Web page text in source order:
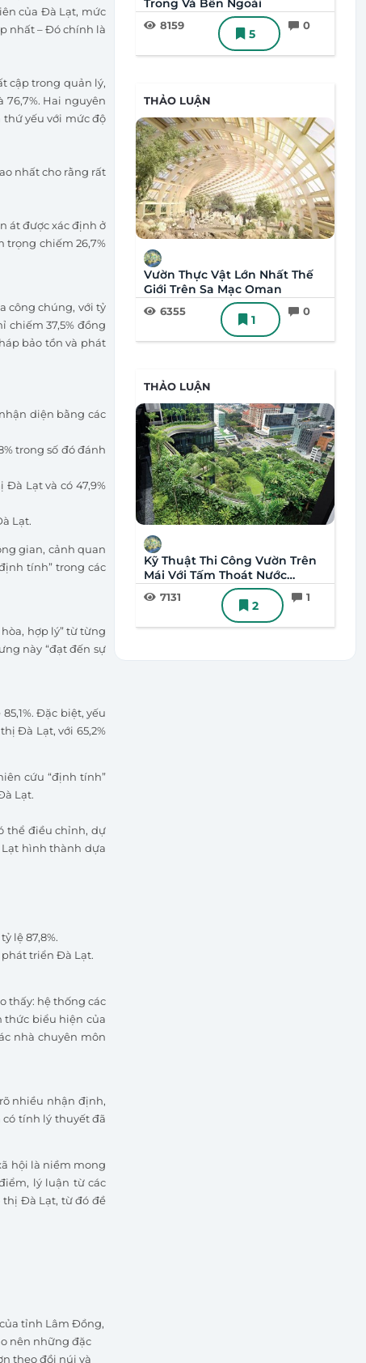
của Đà Lạt, mức
nhất – Đó chính là
cập trong quản lý,
Hai nguyên
yếu với mức độ
nhất cho rằng rất
át được xác định ở
trọng chiếm 26,7%
công chúng, với tỷ
chiếm 37,5% đồng
bảo tồn và phát
diện bằng các
trong số đó đánh
Lạt và có 47,9%
Lạt.
gian, cảnh quan
tính” trong các
hợp lý” từ từng
này “đạt đến sự
Đặc biệt, yếu
Đà Lạt, với 65,2%
cứu “định tính”
Lạt.
thể điều chỉnh, dự
hình thành dựa
lệ 87,8%.
triển Đà Lạt.
thấy: hệ thống các
thức biểu hiện của
nhà chuyên môn
nhiều nhận định,
tính lý thuyết đã
hội là niềm mong
lý luận từ các
thị Đà Lạt, từ đó đề
tỉnh Lâm Đồng,
nên những đặc
theo đồi núi và
Trong Và Bên Ngoài
8159 0
5
THẢO LUẬN
Vườn Thực Vật Lớn Nhất Thế
Giới Trên Sa Mạc Oman
6355 0
1
THẢO LUẬN
Kỹ Thuật Thi Công Vườn Trên
Mái Với Tấm Thoát Nước
PlanterCell
7131 1
2